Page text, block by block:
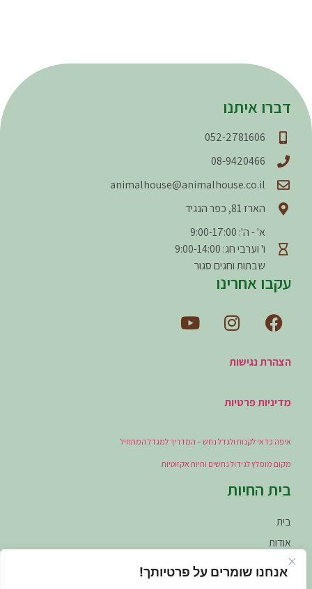
אנחנו שומרים על פרטיותך!
דברו איתנו
052-2781606
08-9420466
animalhouse@animalhouse.co.il
הארז 81, כפר הנגיד
א' - ה': 9:00-17:00
ו' וערבי חג: 9:00-14:00
שבתות וחגים סגור
עקבו אחרינו
הצהרת נגישות
מדיניות פרטיות
איפה כדאי לקנות ולגדל נחש – המדריך למגדל המתחיל
מקום מומלץ לגידול נחשים וחיות אקזוטיות
בית החיות
בית
אודות
הקמת פינות חי (מרחבים זואולוגיים)